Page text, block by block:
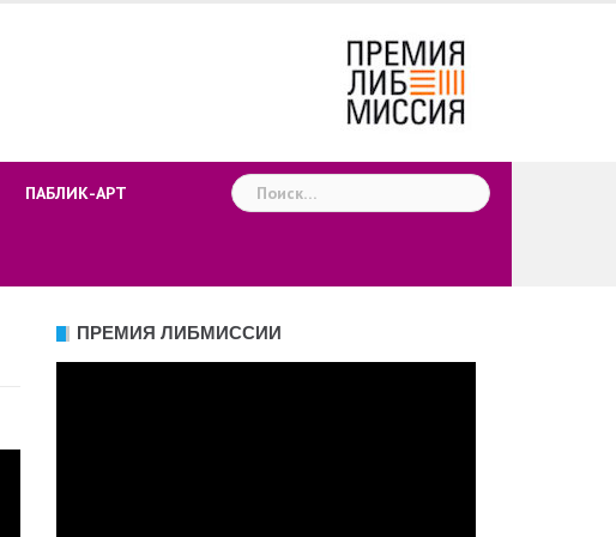
ПАБЛИК-АРТ Найти:
ПРЕМИЯ ЛИБМИССИИ